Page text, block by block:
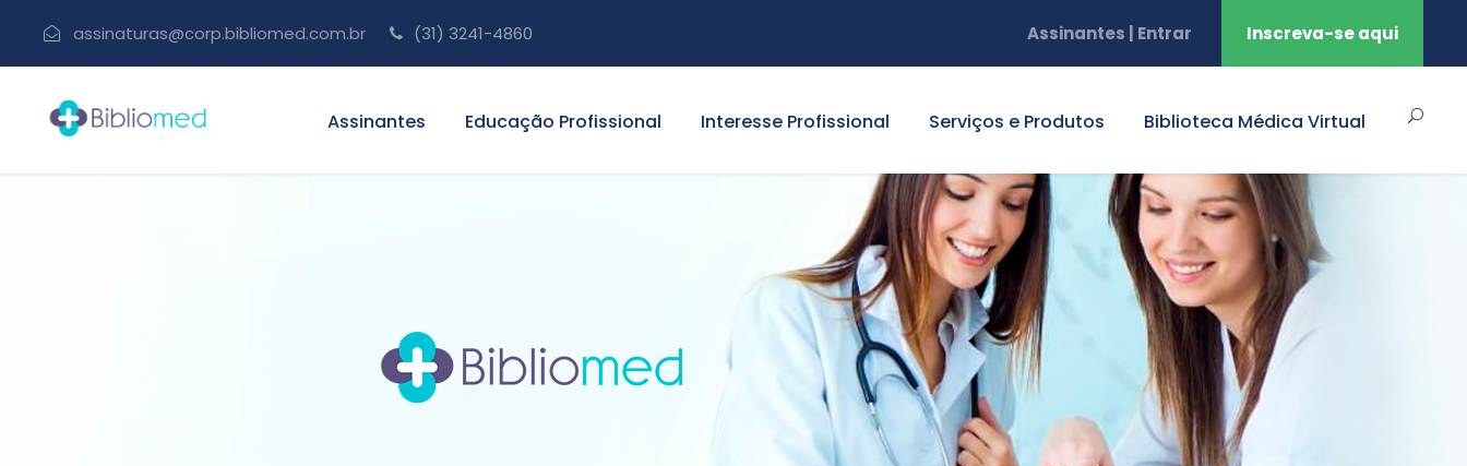
assinaturas@corp.bibliomed.com.br (31) 3241-4860 Assinantes | Entrar Inscreva-se aqui
Assinantes Educação Profissional Interesse Profissional Serviços e Produtos Biblioteca Médica Virtual